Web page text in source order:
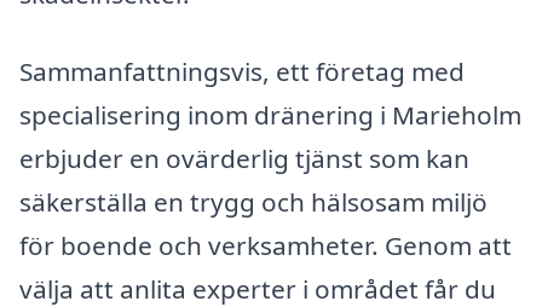
Sammanfattningsvis, ett företag med
specialisering inom dränering i Marieholm
erbjuder en ovärderlig tjänst som kan
säkerställa en trygg och hälsosam miljö
för boende och verksamheter. Genom att
välja att anlita experter i området får du